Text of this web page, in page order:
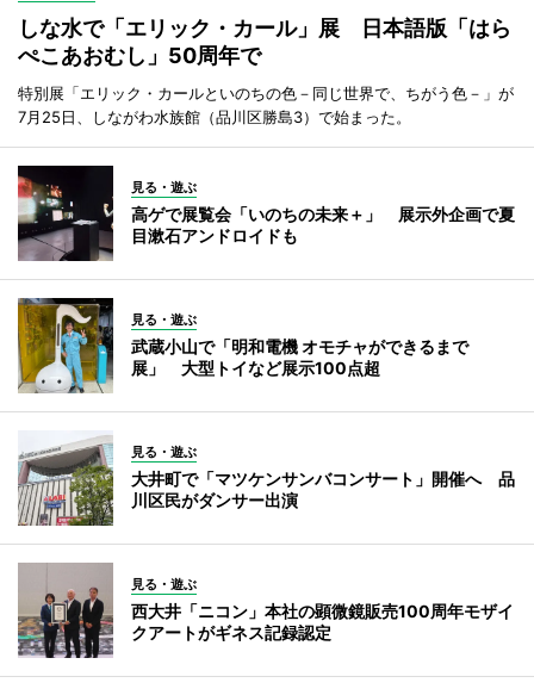
しな水で「エリック・カール」展 日本語版「はら
ぺこあおむし」50周年で
特別展「エリック・カールといのちの色－同じ世界で、ちがう色－」が
7月25日、しながわ水族館（品川区勝島3）で始まった。
見る・遊ぶ
高ゲで展覧会「いのちの未来＋」 展示外企画で夏
目漱石アンドロイドも
見る・遊ぶ
武蔵小山で「明和電機 オモチャができるまで
展」 大型トイなど展示100点超
見る・遊ぶ
大井町で「マツケンサンバコンサート」開催へ 品
川区民がダンサー出演
見る・遊ぶ
西大井「ニコン」本社の顕微鏡販売100周年モザイ
クアートがギネス記録認定